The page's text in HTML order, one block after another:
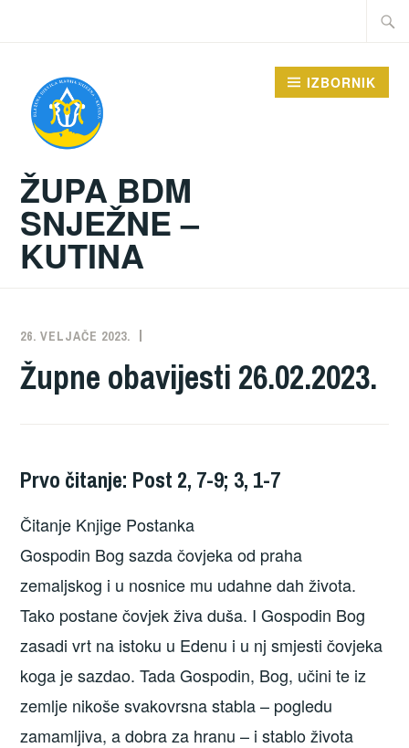
Traži:
ŽUPA BDM
SNJEŽNE –
KUTINA
IZBORNIK
26. VELJAČE 2023.
Župne obavijesti 26.02.2023.
Prvo čitanje: Post 2, 7-9; 3, 1-7
Čitanje Knjige Postanka
Gospodin Bog sazda čovjeka od praha
zemaljskog i u nosnice mu udahne dah života.
Tako postane čovjek živa duša. I Gospodin Bog
zasadi vrt na istoku u Edenu i u nj smjesti čovjeka
koga je sazdao. Tada Gospodin, Bog, učini te iz
zemlje nikoše svakovrsna stabla – pogledu
zamamljiva, a dobra za hranu – i stablo života